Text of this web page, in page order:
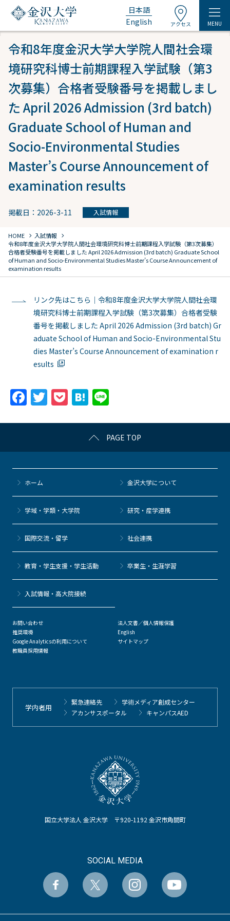
日本語
English
アクセス MENU
令和8年度金沢大学大学院人間社会環
境研究科博士前期課程入学試験（第3
次募集）合格者受験番号を掲載しまし
た April 2026 Admission (3rd batch)
Graduate School of Human and
Socio-Environmental Studies
Master’s Course Announcement of
examination results
掲載日：2026-3-11 入試情報
HOME chevron_right 入試情報 chevron_right
令和8年度金沢大学大学院人間社会環境研究科博士前期課程入学試験（第3次募集）
合格者受験番号を掲載しました April 2026 Admission (3rd batch) Graduate School
of Human and Socio-Environmental Studies Master’s Course Announcement of
examination results
リンク先はこちら｜令和8年度金沢大学大学院人間社会環
境研究科博士前期課程入学試験（第3次募集）合格者受験
番号を掲載しました April 2026 Admission (3rd batch) Gr
aduate School of Human and Socio-Environmental Stu
dies Master’s Course Announcement of examination r
esults
F
c
e
b
o
o
k
T
itt
er
P
c
k
et
H
e
n
a
e
PAGE TOP
国立大学法人 金沢大学 〒920-1192 金沢市角間町
SOCIAL MEDIA
ホーム 金沢大学について
学域・学類・大学院 研究・産学連携
国際交流・留学 社会連携
教育・学生支援・学生活動 卒業生・生涯学習
⼊試情報・高大院接続
お問い合わせ
推奨環境
Google Analyticsの利用について
教職員採用情報
法人文書／個人情報保護
English
サイトマップ
学内者用
緊急連絡先
学術メディア創成センター
アカンサスポータル
キャンパスAED